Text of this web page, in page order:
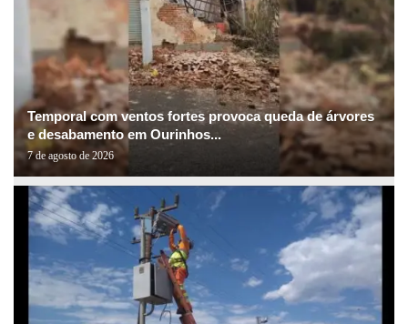
Temporal com ventos fortes provoca queda de árvores
e desabamento em Ourinhos...
7 de agosto de 2026